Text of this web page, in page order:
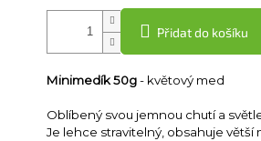
Přidat do košíku
Minimedík 50g- květový med
Oblíbený svou jemnou chutí a
Je lehce stravitelný, obsahuje větší